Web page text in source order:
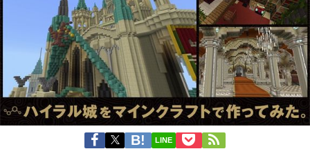
LINE